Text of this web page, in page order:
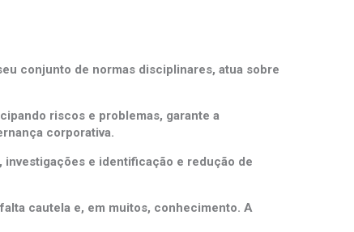
conjunto de normas disciplinares, atua sobre
riscos e problemas, garante a
corporativa.
e identificação e redução de
cautela e, em muitos, conhecimento. A